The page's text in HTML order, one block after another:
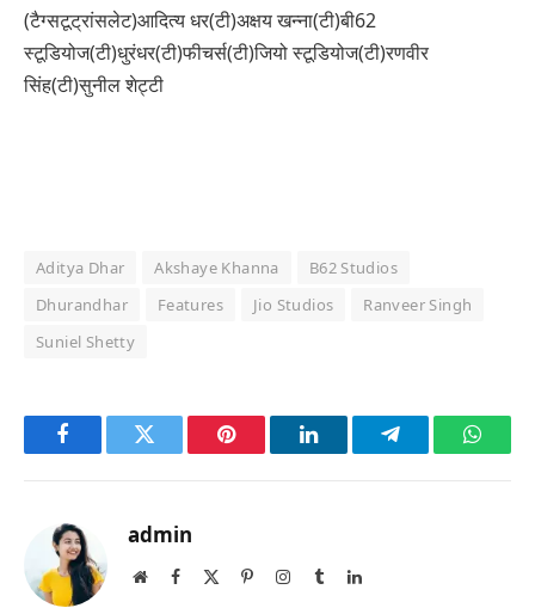
(टैग्सटूट्रांसलेट)आदित्य धर(टी)अक्षय खन्ना(टी)बी62
स्टूडियोज(टी)धुरंधर(टी)फीचर्स(टी)जियो स्टूडियोज(टी)रणवीर
सिंह(टी)सुनील शेट्टी
Aditya Dhar Akshaye Khanna
B62 Studios
Dhurandhar
Features Jio Studios
Ranveer Singh
Suniel Shetty
FacebookTwitter Pinterest LinkedInTelegram
admin
WebsiteFacebook PinterestInstagram
TumblrLinkedIn